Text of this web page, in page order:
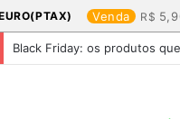
Venda
Black Friday: os produtos que